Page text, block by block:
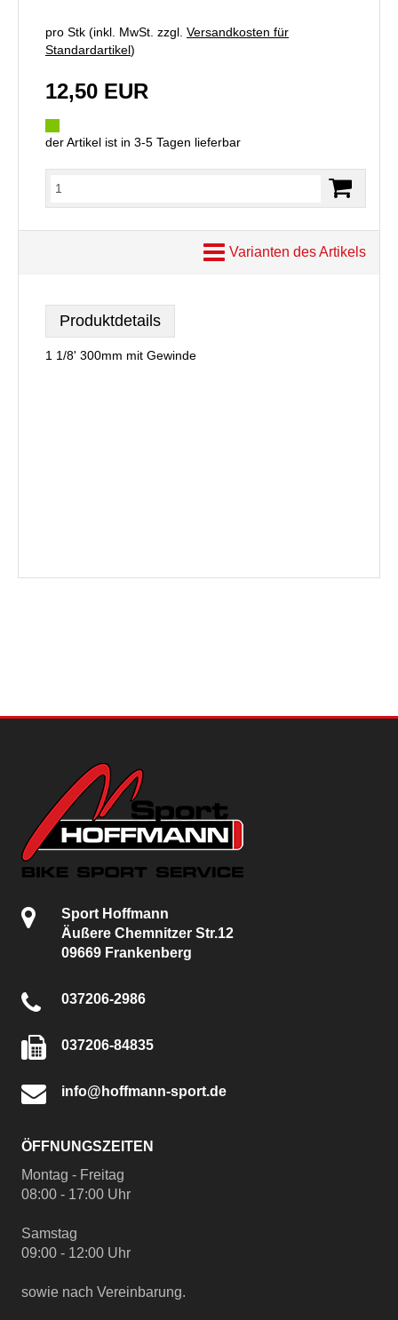
pro Stk (inkl. MwSt. zzgl. Versandkosten für
Standardartikel)
12,50 EUR
der Artikel ist in 3-5 Tagen lieferbar
Varianten des Artikels
Produktdetails
1 1/8' 300mm mit Gewinde
Sport Hoffmann
Äußere Chemnitzer Str.12
09669 Frankenberg
037206-2986
037206-84835
info@hoffmann-sport.de
ÖFFNUNGSZEITEN
Montag - Freitag
08:00 - 17:00 Uhr
Samstag
09:00 - 12:00 Uhr
sowie nach Vereinbarung.